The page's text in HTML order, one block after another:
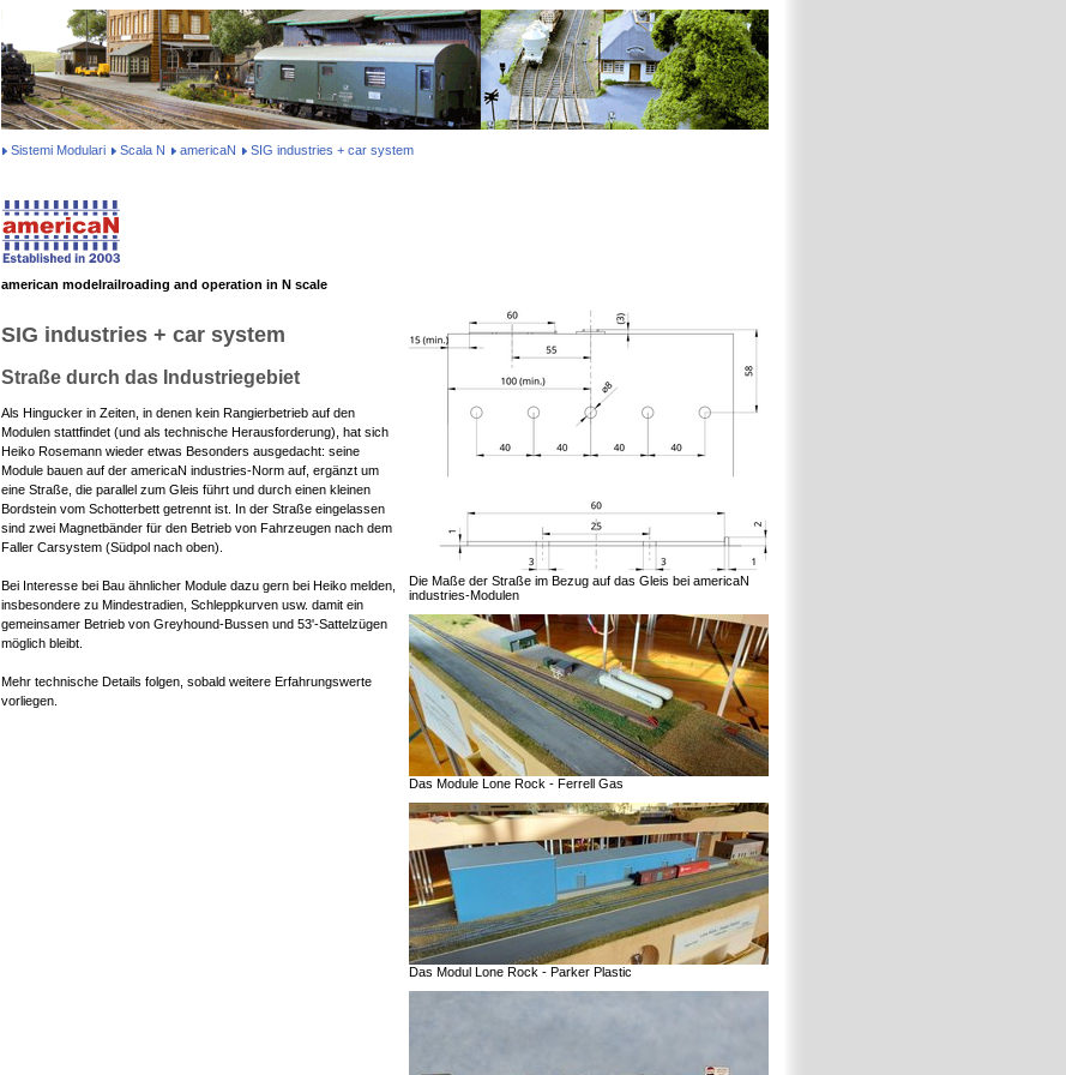
Sistemi Modulari Scala N americaN SIG industries + car system
american modelrailroading and operation in N scale
Die Maße der Straße im Bezug auf das Gleis bei americaN
industries-Modulen
Das Module Lone Rock - Ferrell Gas
Das Modul Lone Rock - Parker Plastic
SIG industries + car system
Straße durch das Industriegebiet
Als Hingucker in Zeiten, in denen kein Rangierbetrieb auf den
Modulen stattfindet (und als technische Herausforderung), hat sich
Heiko Rosemann wieder etwas Besonders ausgedacht: seine
Module bauen auf der americaN industries-Norm auf, ergänzt um
eine Straße, die parallel zum Gleis führt und durch einen kleinen
Bordstein vom Schotterbett getrennt ist. In der Straße eingelassen
sind zwei Magnetbänder für den Betrieb von Fahrzeugen nach dem
Faller Carsystem (Südpol nach oben).
Bei Interesse bei Bau ähnlicher Module dazu gern bei Heiko melden,
insbesondere zu Mindestradien, Schleppkurven usw. damit ein
gemeinsamer Betrieb von Greyhound-Bussen und 53'-Sattelzügen
möglich bleibt.
Mehr technische Details folgen, sobald weitere Erfahrungswerte
vorliegen.